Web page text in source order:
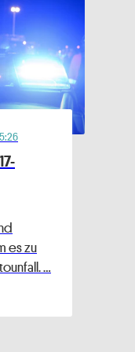
es zu
…